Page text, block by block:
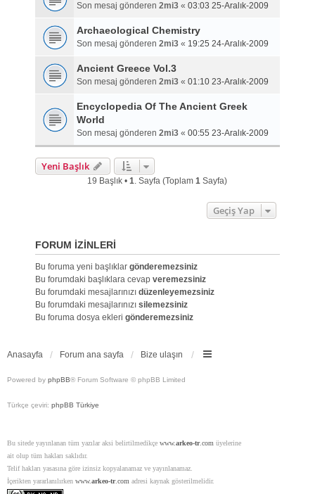
Son mesaj gönderen 2mi3« 03:03 25-Aralık-2009
Archaeological Chemistry
Son mesaj gönderen 2mi3« 19:25 24-Aralık-2009
Ancient Greece Vol.3
Son mesaj gönderen 2mi3« 01:10 23-Aralık-2009
Encyclopedia Of The Ancient Greek
World
Son mesaj gönderen 2mi3« 00:55 23-Aralık-2009
Yeni Başlık
19 Başlık •1. Sayfa (Toplam1 Sayfa)
Geçiş Yap
FORUM IZINLERI
Bu foruma yeni başlıklar gönderemezsiniz
Bu forumdaki başlıklara cevap veremezsiniz
Bu forumdaki mesajlarınızı düzenleyemezsiniz
Bu forumdaki mesajlarınızı silemezsiniz
Bu foruma dosya ekleri gönderemezsiniz
Anasayfa Forum ana sayfa Bize ulaşın
Powered by phpBB® Forum Software © phpBB Limited
Türkçe çeviri: phpBB Türkiye
Bu sitede yayınlanan tüm yazılar aksi belirtilmedikçe www.arkeo-tr.com üyelerine
ait olup tüm hakları saklıdır.
Telif hakları yasasına göre izinsiz kopyalanamaz ve yayınlanamaz.
İçerikten yararlanılırken www.arkeo-tr.com adresi kaynak gösterilmelidir.